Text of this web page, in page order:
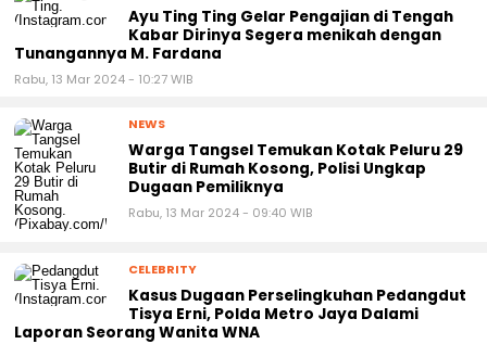
Ayu Ting Ting Gelar Pengajian di Tengah
Kabar Dirinya Segera menikah dengan
Tunangannya M. Fardana
Rabu, 13 Mar 2024 - 10:27 WIB
NEWS
Warga Tangsel Temukan Kotak Peluru 29
Butir di Rumah Kosong, Polisi Ungkap
Dugaan Pemiliknya
Rabu, 13 Mar 2024 - 09:40 WIB
CELEBRITY
Kasus Dugaan Perselingkuhan Pedangdut
Tisya Erni, Polda Metro Jaya Dalami
Laporan Seorang Wanita WNA